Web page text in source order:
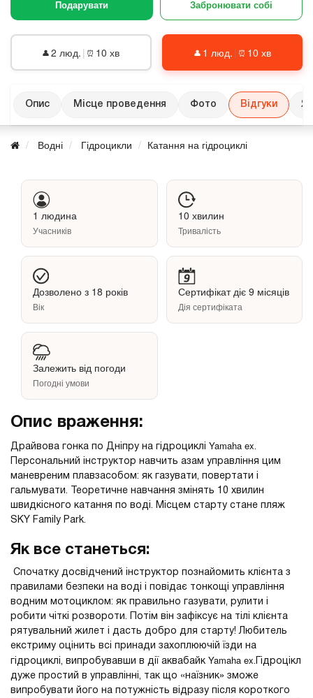
Подарувати Забронювати собі
👤 2 люд. | ⏰ 10 хв 👤 1 люд. | ⏰ 10 хв
Опис Місце проведення Фото Відгуки
Водні Гідроцикли Катання на гідроциклі
1 людина
Учасників
10 хвилин
Тривалість
Дозволено з 18 років
Вік
Сертифікат діє 9 місяців
Дія сертифіката
Залежить від погоди
Погодні умови
Опис враження:
Драйвова гонка по Дніпру на гідроциклі Yamaha ex.
Персональний інструктор навчить азам управління цим
маневреним плавзасобом: як газувати, повертати і
гальмувати. Теоретичне навчання змінять 10 хвилин
швидкісного катання по воді. Місцем старту стане пляж
SKY Family Park.
Як все станеться:
Спочатку досвідчений інструктор познайомить клієнта з
правилами безпеки на воді і повідає тонкощі управління
водним мотоциклом: як правильно газувати, рулити і
робити чіткі розвороти. Потім він зафіксує на тілі клієнта
рятувальний жилет і дасть добро для старту! Любитель
екстриму оцінить всі принади захоплюючій їзди на
гідроциклі, випробувавши в дії аквабайк Yamaha ex.Гідроцікл
дуже простий в управлінні, так що «наїзник» зможе
випробувати його на потужність відразу після короткого